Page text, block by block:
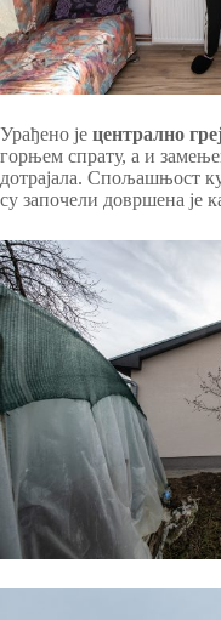
Урађено је централно
горњем спрату, а и
дотрајала. Спољашњост
су започели довршена је